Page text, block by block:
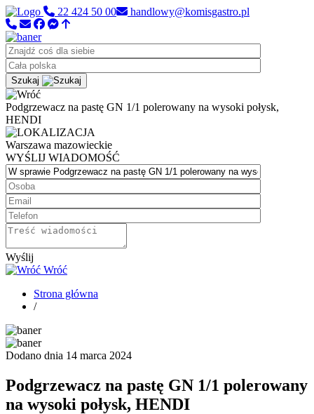
22 424 50 00 handlowy@komisgastro.pl
Szukaj
Podgrzewacz na pastę GN 1/1 polerowany na wysoki połysk,
HENDI
Warszawa mazowieckie
WYŚLIJ WIADOMOŚĆ
Wyślij
Wróć
Strona główna
/
Dodano dnia 14 marca 2024
Podgrzewacz na pastę GN 1/1 polerowany
na wysoki połysk, HENDI